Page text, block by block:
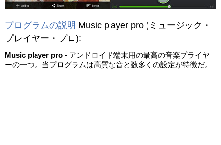
プログラムの説明 Music player pro (ミュージック・
プレイヤー・プロ):
Music player pro - アンドロイド端末用の最高の音楽プライヤ
ーの一つ。当プログラムは高質な音と数多くの設定が特徴だ。